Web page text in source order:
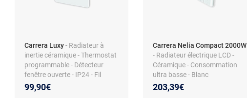
Carrera Luxy- Radiateur à
inertie céramique - Thermostat
programmable - Détecteur
fenêtre ouverte - IP24 - Fil
pilote 6 ordres - Affichage
digital - Châssis acier
99,90€
Carrera Nelia Compact 2000W
- Radiateur électrique LCD -
Céramique - Consommation
ultra basse - Blanc
203,39€